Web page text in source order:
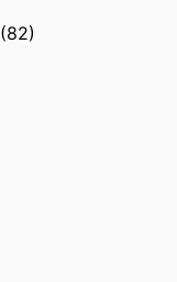
(82)